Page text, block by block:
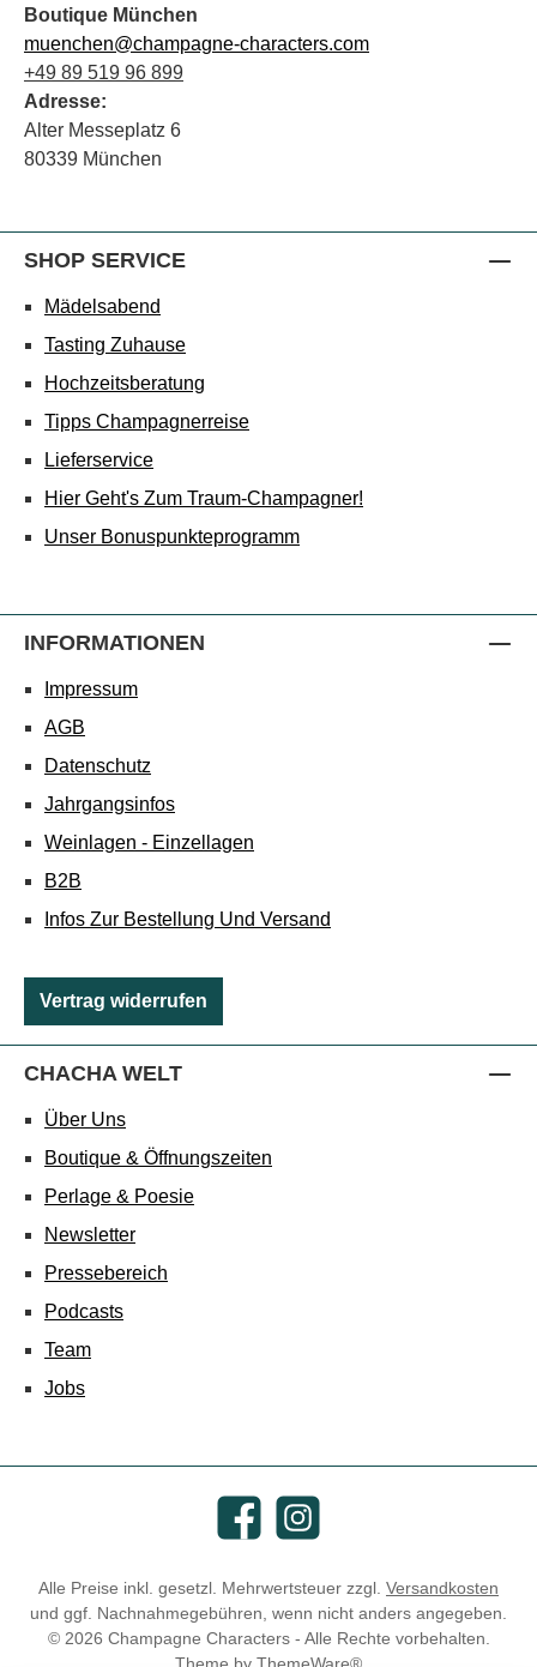
Boutique München
muenchen@champagne-characters.com
+49 89 519 96 899
Adresse:
Alter Messeplatz 6
80339 München
SHOP SERVICE
Mädelsabend
Tasting Zuhause
Hochzeitsberatung
Tipps Champagnerreise
Lieferservice
Hier Geht's Zum Traum-Champagner!
Unser Bonuspunkteprogramm
INFORMATIONEN
Impressum
AGB
Datenschutz
Jahrgangsinfos
Weinlagen - Einzellagen
B2B
Infos Zur Bestellung Und Versand
Vertrag widerrufen
CHACHA WELT
Über Uns
Boutique & Öffnungszeiten
Perlage & Poesie
Newsletter
Pressebereich
Podcasts
Team
Jobs
FacebookInstagram
Alle Preise inkl. gesetzl. Mehrwertsteuer zzgl. Versandkosten
und ggf. Nachnahmegebühren, wenn nicht anders angegeben.
© 2026 Champagne Characters - Alle Rechte vorbehalten.